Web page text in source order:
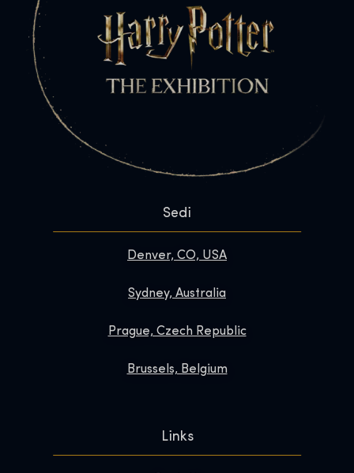
Sedi
Denver, CO, USA
Sydney, Australia
Prague, Czech Republic
Brussels, Belgium
Links